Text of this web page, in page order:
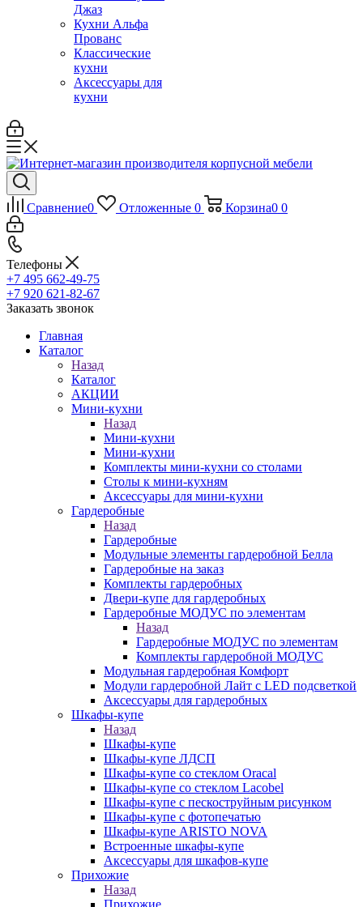
Джаз
Кухни Альфа
Прованс
Классические
кухни
Аксессуары для
кухни
Сравнение0 Отложенные 0 Корзина0 0
Телефоны
+7 495 662-49-75
+7 920 621-82-67
Заказать звонок
Главная
Каталог
Назад
Каталог
АКЦИИ
Мини-кухни
Назад
Мини-кухни
Мини-кухни
Комплекты мини-кухни со столами
Столы к мини-кухням
Аксессуары для мини-кухни
Гардеробные
Назад
Гардеробные
Модульные элементы гардеробной Белла
Гардеробные на заказ
Комплекты гардеробных
Двери-купе для гардеробных
Гардеробные МОДУС по элементам
Назад
Гардеробные МОДУС по элементам
Комплекты гардеробной МОДУС
Модульная гардеробная Комфорт
Модули гардеробной Лайт с LED подсветкой
Аксессуары для гардеробных
Шкафы-купе
Назад
Шкафы-купе
Шкафы-купе ЛДСП
Шкафы-купе со стеклом Oracal
Шкафы-купе со стеклом Lacobel
Шкафы-купе с пескоструйным рисунком
Шкафы-купе с фотопечатью
Шкафы-купе ARISTO NOVA
Встроенные шкафы-купе
Аксессуары для шкафов-купе
Прихожие
Назад
Прихожие